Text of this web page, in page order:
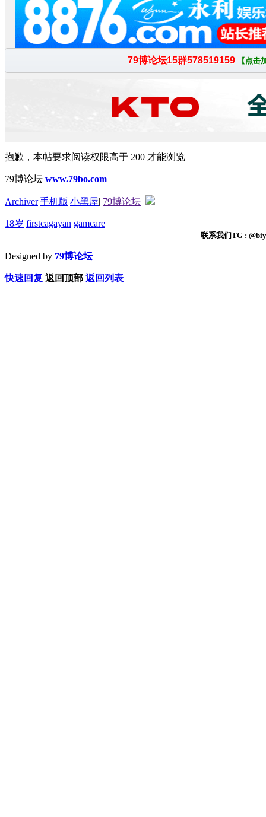
抱歉，本帖要求阅读权限高于 200 才能浏览
79博论坛 www.79bo.com
Archiver|手机版|小黑屋| 79博论坛
18岁 firstcagayan gamcare
联系我们TG :
Designed by 79博论坛
快速回复 返回顶部 返回列表